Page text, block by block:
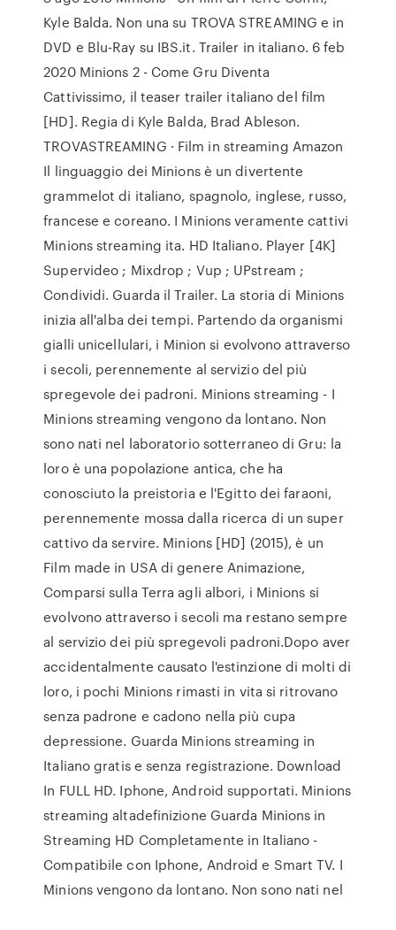
Kyle Balda. Non una su TROVA STREAMING e in
DVD e Blu-Ray su IBS.it. Trailer in italiano. 6 feb
2020 Minions 2 - Come Gru Diventa
Cattivissimo, il teaser trailer italiano del film
[HD]. Regia di Kyle Balda, Brad Ableson.
TROVASTREAMING · Film in streaming Amazon
Il linguaggio dei Minions è un divertente
grammelot di italiano, spagnolo, inglese, russo,
francese e coreano. I Minions veramente cattivi
Minions streaming ita. HD Italiano. Player [4K]
Supervideo ; Mixdrop ; Vup ; UPstream ;
Condividi. Guarda il Trailer. La storia di Minions
inizia all'alba dei tempi. Partendo da organismi
gialli unicellulari, i Minion si evolvono attraverso
i secoli, perennemente al servizio del più
spregevole dei padroni. Minions streaming - I
Minions streaming vengono da lontano. Non
sono nati nel laboratorio sotterraneo di Gru: la
loro è una popolazione antica, che ha
conosciuto la preistoria e l'Egitto dei faraoni,
perennemente mossa dalla ricerca di un super
cattivo da servire. Minions [HD] (2015), è un
Film made in USA di genere Animazione,
Comparsi sulla Terra agli albori, i Minions si
evolvono attraverso i secoli ma restano sempre
al servizio dei più spregevoli padroni.Dopo aver
accidentalmente causato l'estinzione di molti di
loro, i pochi Minions rimasti in vita si ritrovano
senza padrone e cadono nella più cupa
depressione. Guarda Minions streaming in
Italiano gratis e senza registrazione. Download
In FULL HD. Iphone, Android supportati. Minions
streaming altadefinizione Guarda Minions in
Streaming HD Completamente in Italiano -
Compatibile con Iphone, Android e Smart TV. I
Minions vengono da lontano. Non sono nati nel